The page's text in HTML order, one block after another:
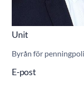
Unit
Byrån för
E-post